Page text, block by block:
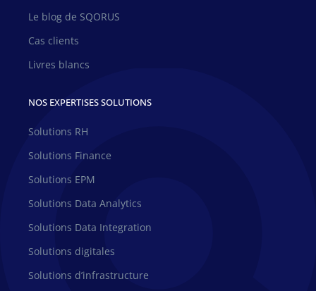
Le blog de SQORUS
Cas clients
Livres blancs
NOS EXPERTISES SOLUTIONS
Solutions RH
Solutions Finance
Solutions EPM
Solutions Data Analytics
Solutions Data Integration
Solutions digitales
Solutions d’infrastructure